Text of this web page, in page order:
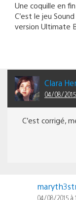
Une coquille en
C’est le jeu
version Ultimate
Clara
04/08/2015
C’est corrigé,
04/08/2015 à